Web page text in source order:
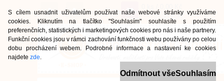
S cílem usnadnit uživatelům používat naše webové stránky využíváme
cookies. Kliknutím na tlačítko "Souhlasím" souhlasíte s použitím
preferenčních, statistických i marketingových cookies pro nás i naše partnery.
Funkční cookies jsou v rámci zachování funkčnosti webu používány po celou
dobu procházení webem. Podrobné informace a nastavení ke cookies
najdete zde.
Odmítnout všeSouhlasím
(0,00 Eur)